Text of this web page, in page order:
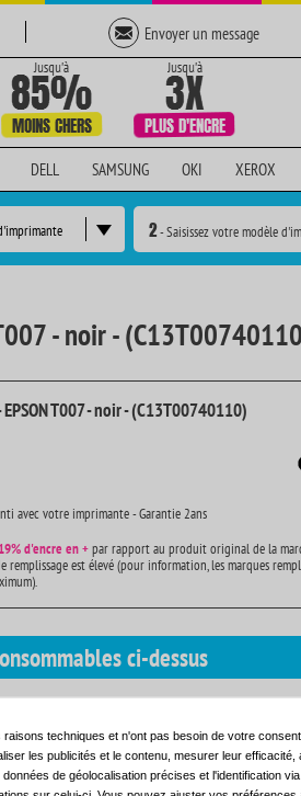
Envoyer un message
DELL SAMSUNG OKI XEROX
2- Saisissez votre modèle
- noir -
T007 - noir - (C13T00740110)
avec votre imprimante - Garantie 2ans
19% d'encre en +par rapport au produit original de la
remplissage est élevé (pour information, les marques
ci-dessus
les consommables dont vous avez besoin.
EPSON STYLUS PHOTO 870
EPSON STYLUS PHOTO 870 LE
EPSON STYLUS PHOTO 870 SERIES
techniques et n'ont pas besoin de votre
les publicités et le contenu, mesurer leur
de géolocalisation précises et l'identification